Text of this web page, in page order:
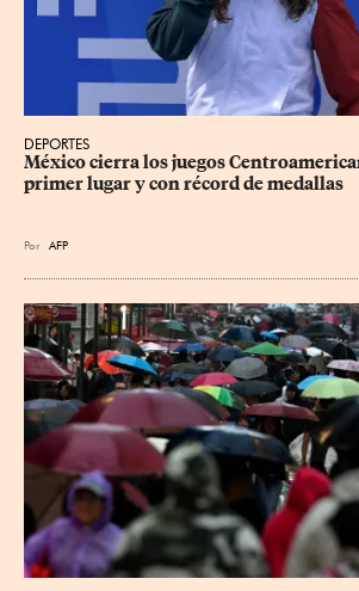
DEPORTES
México cierra los juegos
primer lugar y con récord de medallas
Por AFP